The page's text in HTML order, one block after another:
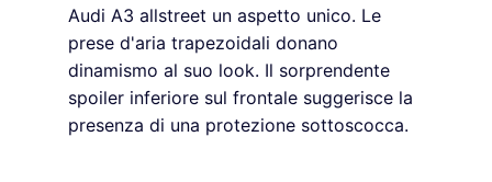
Audi A3 allstreet un aspetto unico. Le
prese d'aria trapezoidali donano
dinamismo al suo look. Il sorprendente
spoiler inferiore sul frontale suggerisce la
presenza di una protezione sottoscocca.